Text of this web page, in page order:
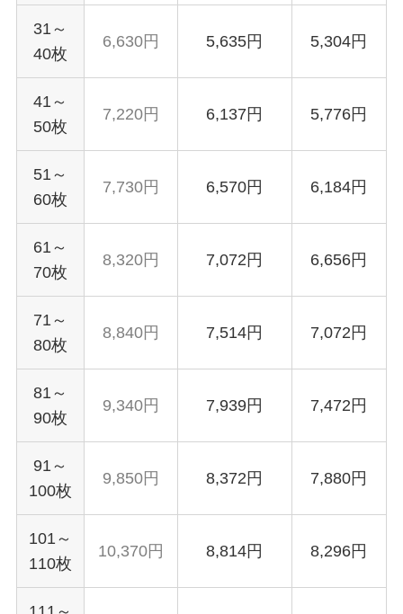
31～
40枚
6,630円 5,635円 5,304円
41～
50枚
7,220円 6,137円 5,776円
51～
60枚
7,730円 6,570円 6,184円
61～
70枚
8,320円 7,072円 6,656円
71～
80枚
8,840円 7,514円 7,072円
81～
90枚
9,340円 7,939円 7,472円
91～
100枚
9,850円 8,372円 7,880円
101～
110枚
10,370円 8,814円 8,296円